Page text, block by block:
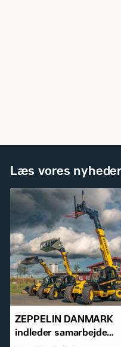
Læs vores nyheder
ZEPPELIN DANMARK
indleder samarbejde